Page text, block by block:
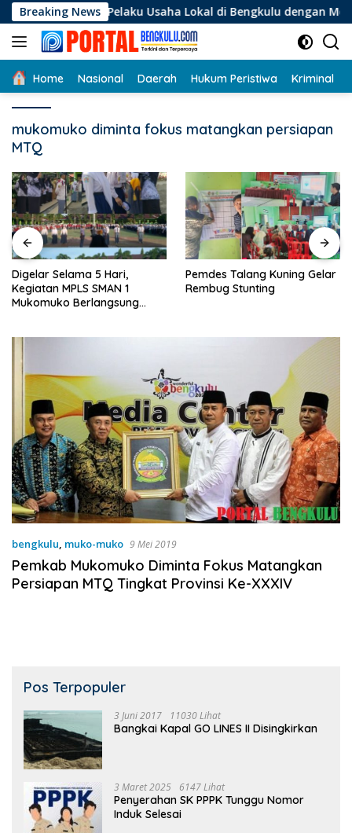
Langsung
ke
konten
Breaking News
Pelaku Usaha Lokal di Bengkulu dengan Meningkatkan
Home Nasional Daerah Hukum Peristiwa Kriminal
mukomuko diminta fokus matangkan persiapan
MTQ
Digelar Selama 5 Hari,
Kegiatan MPLS SMAN 1
Mukomuko Berlangsung
Pemdes Talang Kuning Gelar
Rembug Stunting
bengkulu, muko-muko 9 Mei 2019
Pemkab Mukomuko Diminta Fokus Matangkan
Persiapan MTQ Tingkat Provinsi Ke-XXXIV
Pos Terpopuler
3 Juni 2017 11030 Lihat
Bangkai Kapal GO LINES II Disingkirkan
3 Maret 2025 6147 Lihat
Penyerahan SK PPPK Tunggu Nomor
Induk Selesai